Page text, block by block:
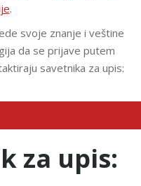
.
svoje znanje i veštine
da se prijave putem
savetnika za upis:
za upis: